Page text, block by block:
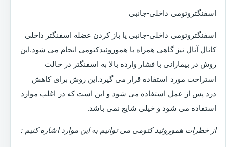
اسفنگتروتومی داخلی-جانبی
اسفنگتروتومی داخلی-جانبی یا باز کردن عضله اسفنگتر داخلی
کانال آنال نیز گاهی همراه با هموروئیدکتومی انجام می شود.این
روش در بیمارانی با فشار وارده بالا به اسفنگتر در حالت
استراحت مورد استفاده قرار می گیرد.این روش برای کاهش
درد پس از عمل استفاده می شود و این است که در اغلب موارد
استفاده می شود و خیلی شایع نمی باشد.
از خطرات هموروئید کتومی می توانیم به این موارد اشاره کنیم :